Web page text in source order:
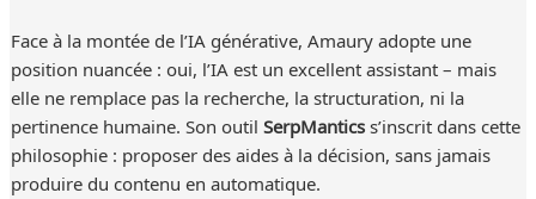
Face à la montée de l’IA générative, Amaury adopte une
position nuancée : oui, l’IA est un excellent assistant – mais
elle ne remplace pas la recherche, la structuration, ni la
pertinence humaine. Son outilSerpManticss’inscrit dans cette
philosophie : proposer des aides à la décision, sans jamais
produire du contenu en automatique.